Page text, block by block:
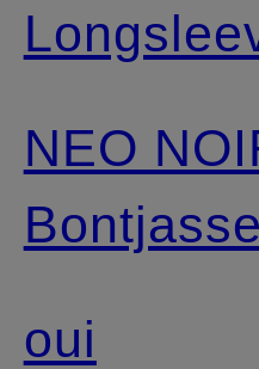
NEO
oui